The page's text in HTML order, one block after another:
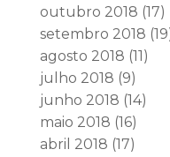
outubro 2018 (17)
setembro 2018
agosto 2018 (11)
julho 2018 (9)
junho 2018 (14)
maio 2018 (16)
abril 2018 (17)